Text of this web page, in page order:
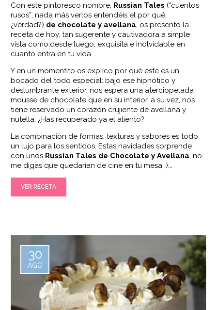
Con este pintoresco nombre, Russian Tales (“cuentos
rusos”; nada más verlos entendéis el por qué,
¿verdad?) de chocolate y avellana, os presento la
receta de hoy, tan sugerente y cautivadora a simple
vista como,desde luego, exquisita e inolvidable en
cuanto entra en tu vida.
Y en un momentito os explico por qué éste es un
bocado del todo especial: bajo ese hipnótico y
deslumbrante exterior, nos espera una aterciopelada
mousse de chocolate que en su interior, a su vez, nos
tiene reservado un corazón crujiente de avellana y
nutella. ¿Has recuperado ya el aliento?
La combinación de formas, texturas y sabores es todo
un lujo para los sentidos. Estas navidades sorprende
con unos Russian Tales de Chocolate y Avellana, no
me digas que quedarían de cine en tu mesa ;)...
VER RECETA
30
AGO